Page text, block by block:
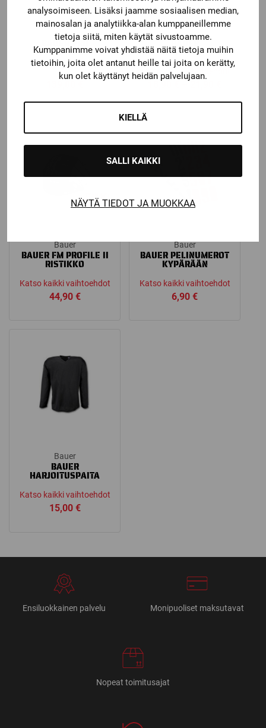
analysoimiseen. Lisäksi jaamme sosiaalisen median,
mainosalan ja analytiikka-alan kumppaneillemme
tietoja siitä, miten käytät sivustoamme.
Kumppanimme voivat yhdistää näitä tietoja muihin
tietoihin, joita olet antanut heille tai joita on kerätty,
kun olet käyttänyt heidän palvelujaan.
KIELLÄ
SALLI KAIKKI
NÄYTÄ TIEDOT JA MUOKKAA
Bauer
BAUER PRO
KYYNÄRSUOJAT
Bauer
BAUER
HARJOITUSPAITA FLEX
Katso kaikki vaihtoehdot
18,90 –
Bauer
BAUER FM PROFILE II
RISTIKKO
Katso kaikki vaihtoehdot
44,90 €
Bauer
BAUER PELINUMEROT
KYPÄRÄÄN
Katso kaikki vaihtoehdot
6,90€
Bauer
BAUER
HARJOITUSPAITA
Katso kaikki vaihtoehdot
15,00 €
Ensiluokkainen palvelu Monipuoliset maksutavat
Nopeat toimitusajat